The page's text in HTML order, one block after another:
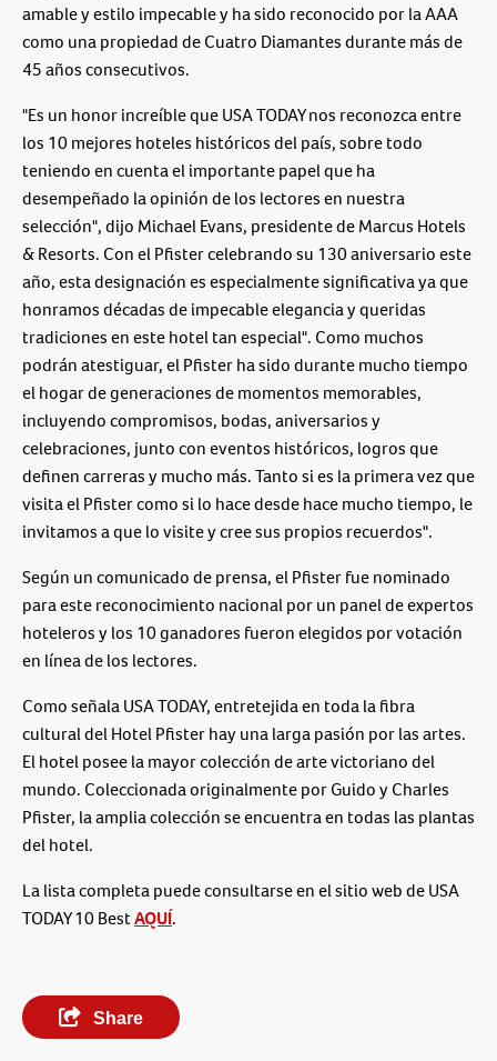
amable y estilo impecable y ha sido reconocido por la AAA
como una propiedad de Cuatro Diamantes durante más de
45 años consecutivos.
"Es un honor increíble que USA TODAY nos reconozca entre
los 10 mejores hoteles históricos del país, sobre todo
teniendo en cuenta el importante papel que ha
desempeñado la opinión de los lectores en nuestra
selección", dijo Michael Evans, presidente de Marcus Hotels
& Resorts. Con el Pfister celebrando su 130 aniversario este
año, esta designación es especialmente significativa ya que
honramos décadas de impecable elegancia y queridas
tradiciones en este hotel tan especial". Como muchos
podrán atestiguar, el Pfister ha sido durante mucho tiempo
el hogar de generaciones de momentos memorables,
incluyendo compromisos, bodas, aniversarios y
celebraciones, junto con eventos históricos, logros que
definen carreras y mucho más. Tanto si es la primera vez que
visita el Pfister como si lo hace desde hace mucho tiempo, le
invitamos a que lo visite y cree sus propios recuerdos".
Según un comunicado de prensa, el Pfister fue nominado
para este reconocimiento nacional por un panel de expertos
hoteleros y los 10 ganadores fueron elegidos por votación
en línea de los lectores.
Como señala USA TODAY, entretejida en toda la fibra
cultural del Hotel Pfister hay una larga pasión por las artes.
El hotel posee la mayor colección de arte victoriano del
mundo. Coleccionada originalmente por Guido y Charles
Pfister, la amplia colección se encuentra en todas las plantas
del hotel.
La lista completa puede consultarse en el sitio web de USA
TODAY 10 BestAQUÍ.
Share